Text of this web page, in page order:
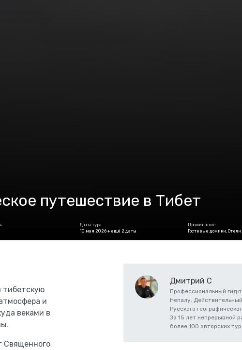
путешествие в Тибет
Даты тура
10 мая 2026 + ещё 2 даты
Проживание
Гостевые домики, Отели
тибетскую
и
веками в
Священного
Дмитрий С
Профессиональный гид
Непалу.
Русского
За 15 лет непрерывной
более 100 авторских